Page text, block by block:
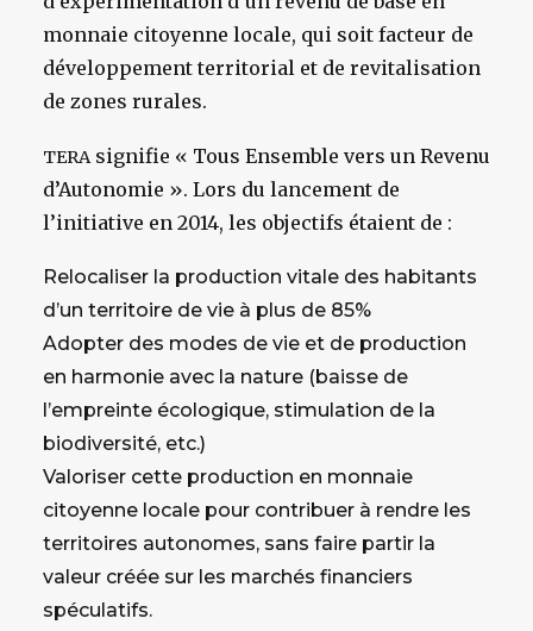
monnaie citoyenne locale, qui soit facteur de
développement territorial et de revitalisation
de zones rurales.
TERAsignifie « Tous Ensemble vers un Revenu
d’Autonomie ». Lors du lancement de
l’initiative en 2014, les objectifs étaient de :
Relocaliser la production vitale des habitants
d’un territoire de vie à plus de 85%
Adopter des modes de vie et de production
en harmonie avec la nature (baisse de
l’empreinte écologique, stimulation de la
biodiversité, etc.)
Valoriser cette production en monnaie
citoyenne locale pour contribuer à rendre les
territoires autonomes, sans faire partir la
valeur créée sur les marchés financiers
spéculatifs.